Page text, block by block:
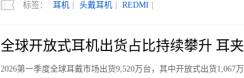
标签： 耳机 头戴耳机 REDMI
全球开放式耳机出货占比持续攀升 耳
2026第一季度全球耳戴市场出货9,520万台，其中开放式出货1,067